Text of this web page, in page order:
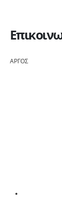
ΑΡΓΟΣ